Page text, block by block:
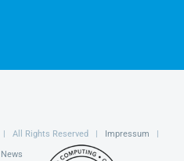
| All Rights Reserved | Impressum
News